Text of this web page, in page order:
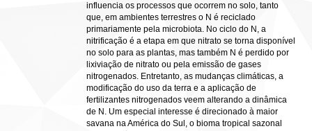
influencia os processos que ocorrem no solo, tanto
que, em ambientes terrestres o N é reciclado
primariamente pela microbiota. No ciclo do N, a
nitrificação é a etapa em que nitrato se torna disponível
no solo para as plantas, mas também N é perdido por
lixiviação de nitrato ou pela emissão de gases
nitrogenados. Entretanto, as mudanças climáticas, a
modificação do uso da terra e a aplicação de
fertilizantes nitrogenados veem alterando a dinâmica
de N. Um especial interesse é direcionado à maior
savana na América do Sul, o bioma tropical sazonal